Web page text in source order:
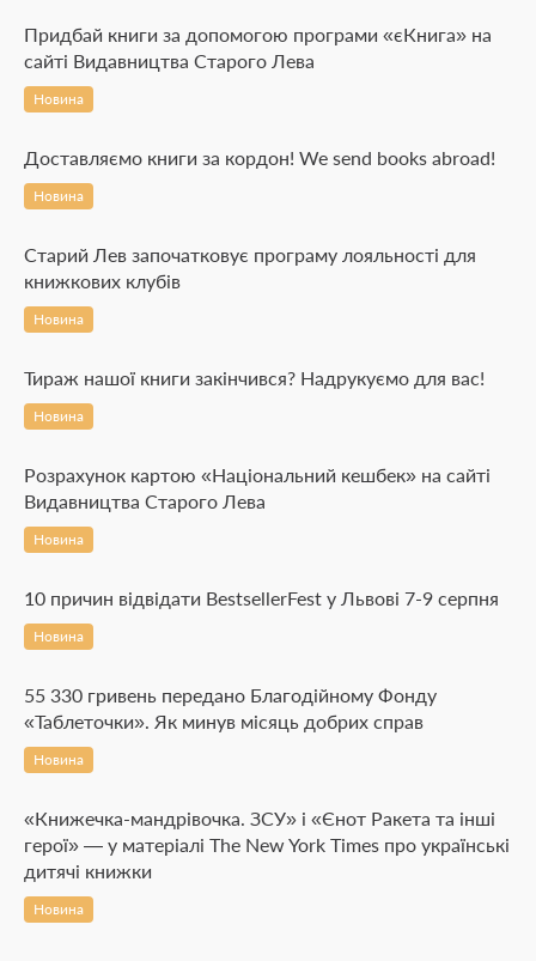
Придбай книги за допомогою програми «єКнига» на
сайті Видавництва Старого Лева
Новина
Доставляємо книги за кордон! We send books abroad!
Новина
Старий Лев започатковує програму лояльності для
книжкових клубів
Новина
Тираж нашої книги закінчився? Надрукуємо для вас!
Новина
Розрахунок картою «Національний кешбек» на сайті
Видавництва Старого Лева
Новина
10 причин відвідати BestsellerFest у Львові 7-9 серпня
Новина
55 330 гривень передано Благодійному Фонду
«Таблеточки». Як минув місяць добрих справ
Новина
«Книжечка-мандрівочка. ЗСУ» і «Єнот Ракета та інші
герої» — у матеріалі The New York Times про українські
дитячі книжки
Новина